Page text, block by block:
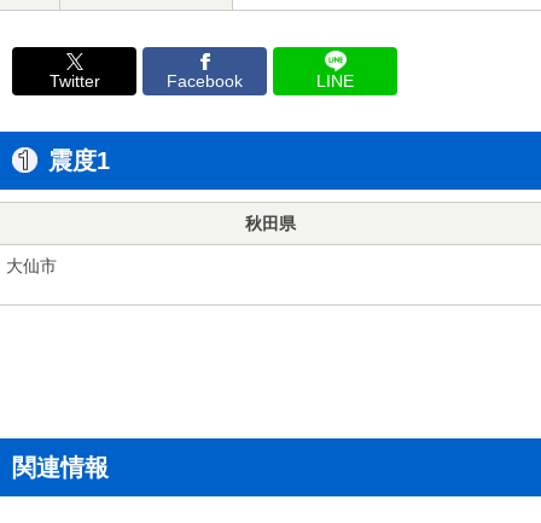
Twitter Facebook LINE
震度1
秋田県
大仙市
関連情報